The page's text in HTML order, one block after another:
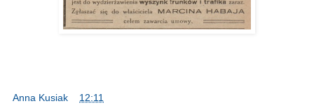
Anna Kusiak 12:11